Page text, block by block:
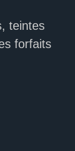
teintes
forfaits